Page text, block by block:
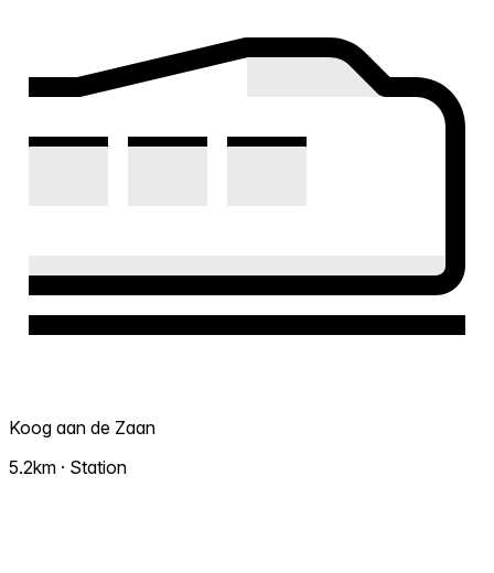
Koog aan de Zaan
5.2km · Station